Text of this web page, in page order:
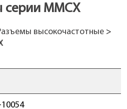
серии MMCX
высокочастотные>